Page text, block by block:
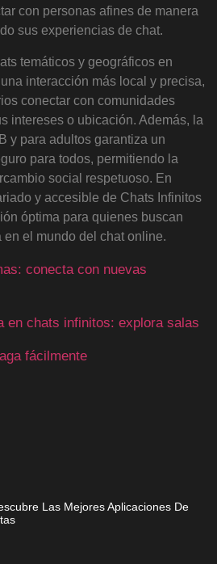
con personas afines de manera
sus experiencias de chat.
temáticos y geográficos en
interacción más local y precisa,
conectar con comunidades
intereses o ubicación. Además, la
y para adultos garantiza un
para todos, permitiendo la
social respetuoso. En
y accesible de Chats Infinitos
óptima para quienes buscan
el mundo del chat online.
conecta con nuevas
en chats infinitos: explora salas
fácilmente
Las Mejores Aplicaciones De